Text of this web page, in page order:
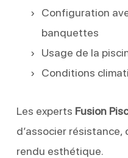
Configuration
banquettes
Usage de la
Conditions
Les experts Fusion
d’associer
rendu esthétique.